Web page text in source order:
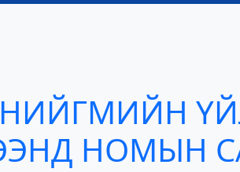
НИЙГМИЙН
НОМЫН